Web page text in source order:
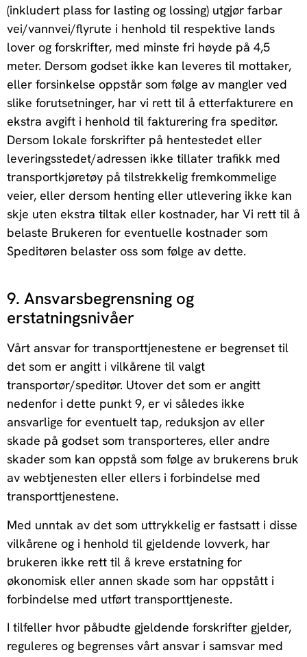
(inkludert plass for lasting og lossing) utgjør farbar
vei/vannvei/flyrute i henhold til respektive lands
lover og forskrifter, med minste fri høyde på 4,5
meter. Dersom godset ikke kan leveres til mottaker,
eller forsinkelse oppstår som følge av mangler ved
slike forutsetninger, har vi rett til å etterfakturere en
ekstra avgift i henhold til fakturering fra speditør.
Dersom lokale forskrifter på hentestedet eller
leveringsstedet/adressen ikke tillater trafikk med
transportkjøretøy på tilstrekkelig fremkommelige
veier, eller dersom henting eller utlevering ikke kan
skje uten ekstra tiltak eller kostnader, har Vi rett til å
belaste Brukeren for eventuelle kostnader som
Speditøren belaster oss som følge av dette.
9. Ansvarsbegrensning og
erstatningsnivåer
Vårt ansvar for transporttjenestene er begrenset til
det som er angitt i vilkårene til valgt
transportør/speditør. Utover det som er angitt
nedenfor i dette punkt 9, er vi således ikke
ansvarlige for eventuelt tap, reduksjon av eller
skade på godset som transporteres, eller andre
skader som kan oppstå som følge av brukerens bruk
av webtjenesten eller ellers i forbindelse med
transporttjenestene.
Med unntak av det som uttrykkelig er fastsatt i disse
vilkårene og i henhold til gjeldende lovverk, har
brukeren ikke rett til å kreve erstatning for
økonomisk eller annen skade som har oppstått i
forbindelse med utført transporttjeneste.
I tilfeller hvor påbudte gjeldende forskrifter gjelder,
reguleres og begrenses vårt ansvar i samsvar med